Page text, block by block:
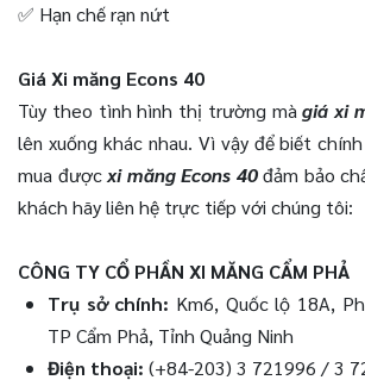
✅ Hạn chế rạn nứt
Giá Xi măng Econs 40
Tùy theo tình hình thị trường màgiá xi
lên xuống khác nhau. Vì vậy để biết
mua đượcxi măng Econs 40đảm bảo
khách hãy liên hệ trực tiếp với chúng tôi:
CÔNG TY CỔ PHẦN XI MĂNG CẨM PHẢ
Trụ sở chính: Km6, Quốc lộ 18A,
TP Cẩm Phả, Tỉnh Quảng Ninh
Điện thoại: (+84-203) 3 721996 / 3